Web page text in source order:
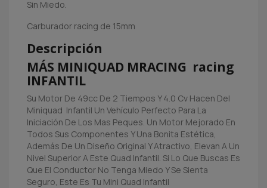
Sin Miedo.
Carburador racing de 15mm
Descripción
MÁS MINIQUAD MRACING racing
INFANTIL
Su Motor De 49cc De 2 Tiempos Y 4.0 Cv Hacen Del
Miniquad Infantil Un Vehículo Perfecto Para La
Iniciación De Los Mas Peques. Un Motor Mejorado En
Todos Sus Componentes Y Una Bonita Estética,
Además De Un Diseño Original Y Atractivo, Elevan A Un
Nivel Superior A Este Quad Infantil. Si Lo Que Buscas Es
Que El Conductor No Tenga Miedo Y Se Sienta
Seguro, Este Es Tu Mini Quad Infantil